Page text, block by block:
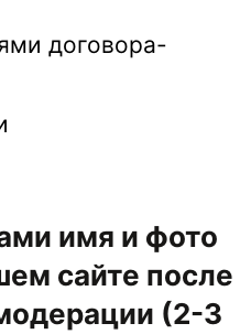
договора-
имя и фото
сайте после
(2-3